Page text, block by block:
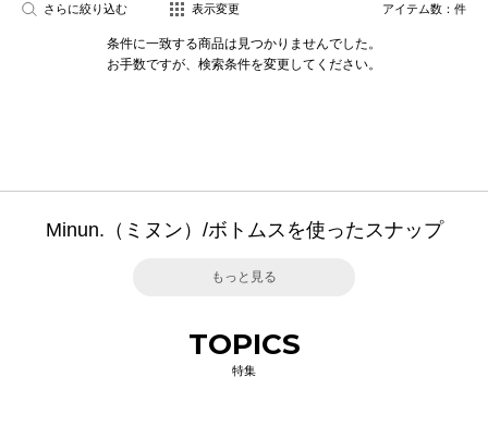
さらに絞り込む 表示変更 アイテム数： 件
条件に一致する商品は見つかりませんでした。
お手数ですが、検索条件を変更してください。
Minun.（ミヌン）/ボトムスを使ったスナップ
もっと見る
TOPICS
特集